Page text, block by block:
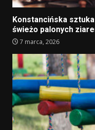
Konstancińska
świeżo palonych
7 marca, 2026